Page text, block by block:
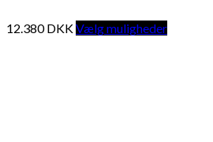
12.380DKKVælg muligheder